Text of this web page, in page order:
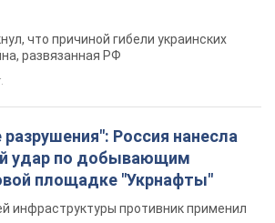
что причиной гибели украинских
развязанная РФ
Россия нанесла
удар по добывающим
площадке "Укрнафты"
инфраструктуры противник применил